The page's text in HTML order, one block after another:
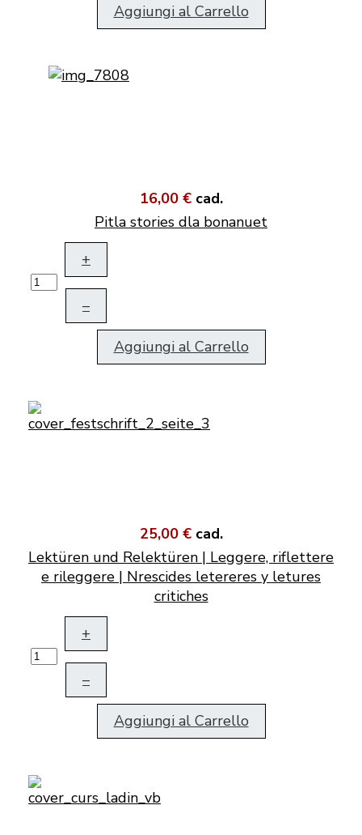
Aggiungi al Carrello
16,00 € cad.
Pitla stories dla bonanuet
+
–
Aggiungi al Carrello
25,00 € cad.
Lektüren und Relektüren | Leggere, riflettere
e rileggere | Nrescides letereres y letures
critiches
+
–
Aggiungi al Carrello